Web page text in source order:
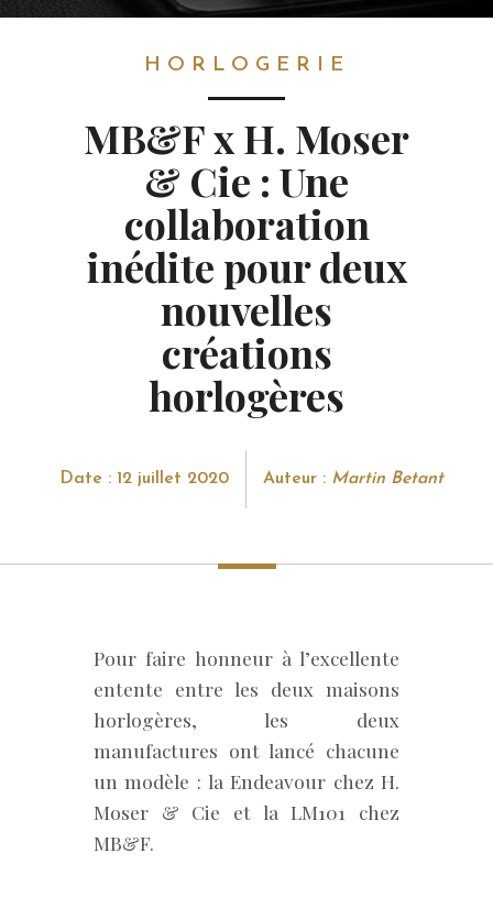
HORLOGERIE
MB&F x H. Moser
& Cie : Une
collaboration
inédite pour deux
nouvelles
créations
horlogères
Date : 12 juillet 2020 Auteur : Martin Betant
Pour faire honneur à l’excellente
entente entre les deux maisons
horlogères, les deux
manufactures ont lancé chacune
un modèle : la Endeavour chez H.
Moser & Cie et la LM101 chez
MB&F.